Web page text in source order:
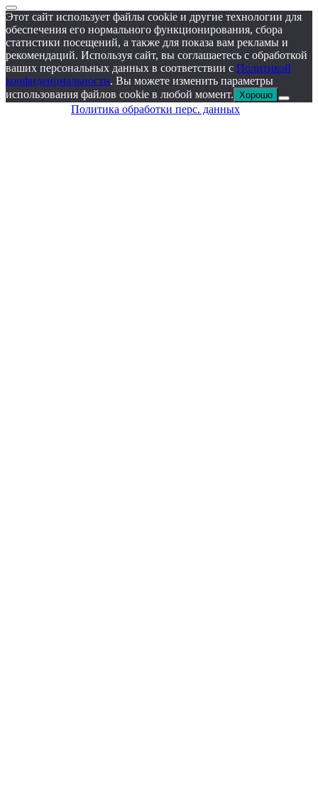
Этот сайт использует файлы cookie и другие технологии для
обеспечения его нормального функционирования, сбора
статистики посещений, а также для показа вам рекламы и
рекомендаций. Используя сайт, вы соглашаетесь с обработкой
ваших персональных данных в соответствии с Политикой
конфиденциальности. Вы можете изменить параметры
использования файлов cookie в любой момент. Хорошо
Политика обработки перс. данных